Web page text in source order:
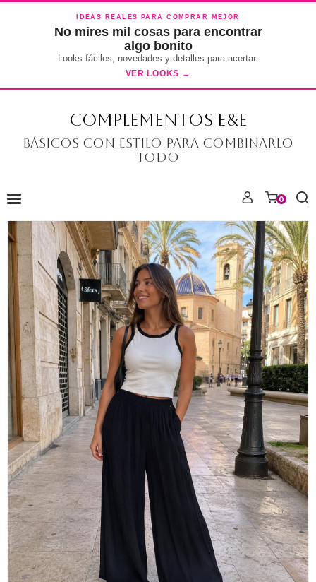
IDEAS REALES PARA COMPRAR MEJOR
No mires mil cosas para encontrar
algo bonito
Looks fáciles, novedades y detalles para acertar.
VER LOOKS →
COMPLEMENTOS E&E
Básicos con estilo para combinarlo
todo
0